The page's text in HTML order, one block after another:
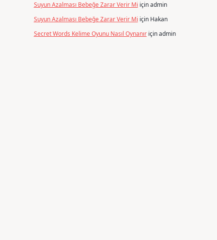
Suyun Azalması Bebeğe Zarar Verir Mi içinadmin
Suyun Azalması Bebeğe Zarar Verir Mi için Hakan
Secret Words Kelime Oyunu Nasıl Oynanıriçinadmin